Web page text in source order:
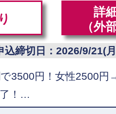
詳
（外
込締切日：2026/9/21(
3500円！女性2500円
！…